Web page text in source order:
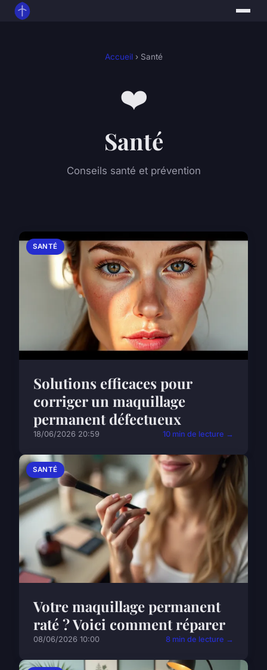
Accueil› Santé
❤️
Santé
Conseils santé et prévention
SANTÉ
Solutions efficaces pour
corriger un maquillage
permanent défectueux
18/06/2026 20:59 10 min de lecture →
SANTÉ
Votre maquillage permanent
raté ? Voici comment réparer
08/06/2026 10:00 8 min de lecture →